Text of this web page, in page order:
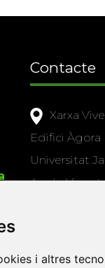
i altres
Contacte
Xarxa
Edifici Àgora
Universitat
Av. de Vicent